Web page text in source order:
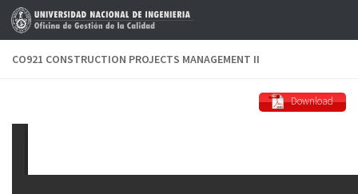
Saltar al contenido
CO921 CONSTRUCTION PROJECTS MANAGEMENT II
Download